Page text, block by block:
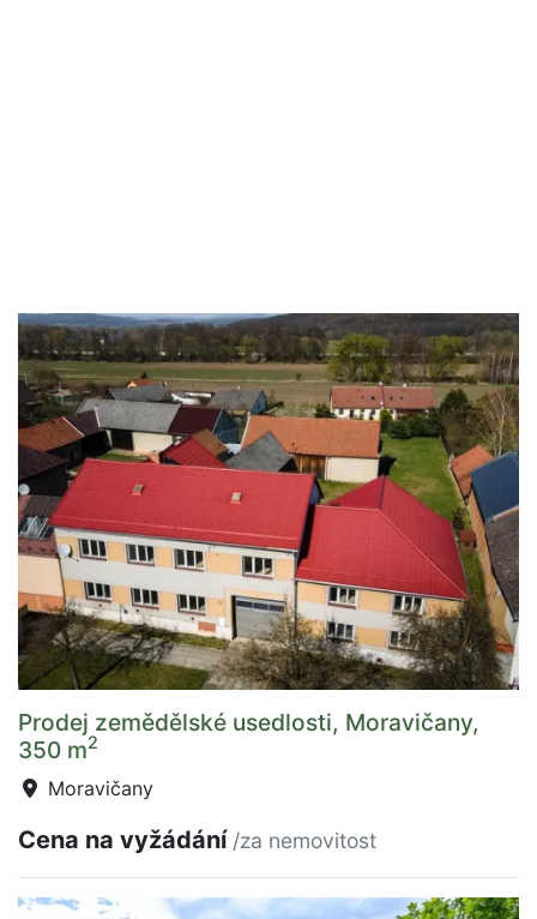
Prodej zemědělské usedlosti, Moravičany,
350 m2
Moravičany
Cena na vyžádání /za nemovitost